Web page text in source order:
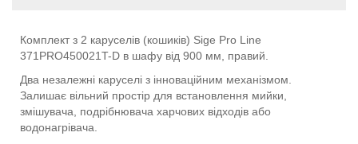
Комплект з 2 каруселів (кошиків) Sige Pro Line
371PRO450021T-D в шафу від 900 мм, правий.
Два незалежні каруселі з інноваційним механізмом.
Залишає вільний простір для встановлення мийки,
змішувача, подрібнювача харчових відходів або
водонагрівача.